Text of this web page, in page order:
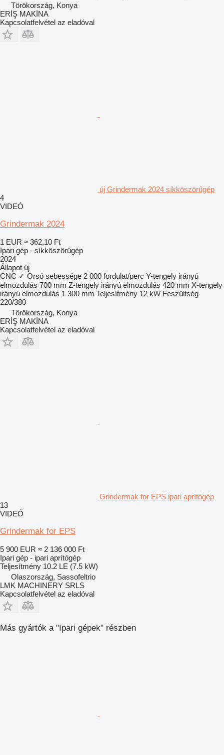
Törökország, Konya
ERİŞ MAKİNA
Kapcsolatfelvétel az eladóval
új Grindermak 2024 síkköszörűgép
4
VIDEÓ
Grindermak 2024
1 EUR ≈ 362,10 Ft
Ipari gép - síkköszörűgép
2024
Állapot új
CNC ✓ Orsó sebessége 2 000 fordulat/perc Y-tengely irányú
elmozdulás 700 mm Z-tengely irányú elmozdulás 420 mm X-tengely
irányú elmozdulás 1 300 mm Teljesítmény 12 kW Feszültség
220/380
Törökország, Konya
ERİŞ MAKİNA
Kapcsolatfelvétel az eladóval
Grindermak for EPS ipari aprítógép
13
VIDEÓ
Grindermak for EPS
5 900 EUR ≈ 2 136 000 Ft
Ipari gép - ipari aprítógép
Teljesítmény 10.2 LE (7.5 kW)
Olaszország, Sassofeltrio
LMK MACHINERY SRLS
Kapcsolatfelvétel az eladóval
Más gyártók a "Ipari gépek" részben